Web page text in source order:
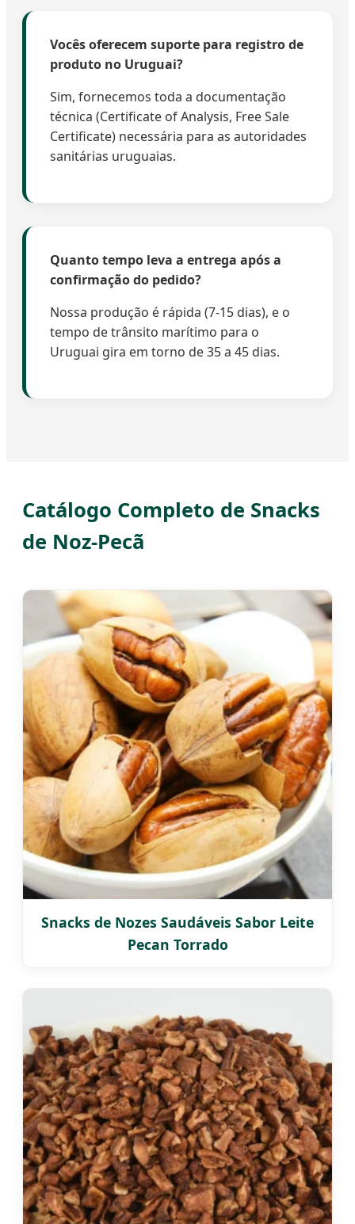
Vocês oferecem suporte para registro de
produto no Uruguai?
Sim, fornecemos toda a documentação
técnica (Certificate of Analysis, Free Sale
Certificate) necessária para as autoridades
sanitárias uruguaias.
Quanto tempo leva a entrega após a
confirmação do pedido?
Nossa produção é rápida (7-15 dias), e o
tempo de trânsito marítimo para o
Uruguai gira em torno de 35 a 45 dias.
Catálogo Completo de Snacks
de Noz-Pecã
Snacks de Nozes Saudáveis Sabor Leite
Pecan Torrado